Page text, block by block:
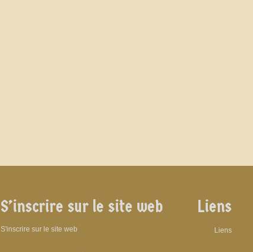
S’inscrire sur le site web
S'inscrire sur le site web
Liens
Liens